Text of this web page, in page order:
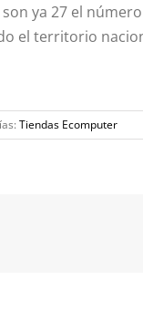
ya 27 el
el territorio
Tiendas Ecomputer